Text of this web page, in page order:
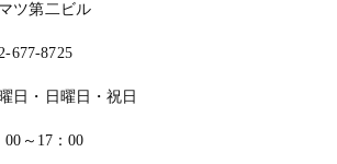
ツ第二ビル
677-8725
日・日曜日・祝日
00～17：00